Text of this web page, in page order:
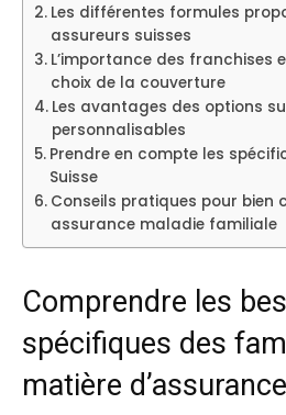
Les différentes formules
assureurs suisses
L’importance des franchises
choix de la couverture
Les avantages des options
personnalisables
Prendre en compte les
Suisse
Conseils pratiques pour bien
assurance maladie familiale
Comprendre les
spécifiques des
matière